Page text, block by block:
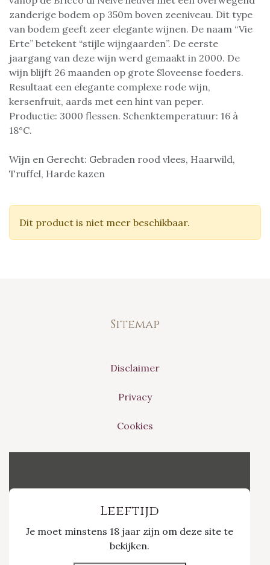
zanderige bodem op 350m boven zeeniveau. Dit type
van bodem geeft zeer elegante wijnen. De naam “Vie
Erte” betekent “stijle wijngaarden”. De eerste
jaargang van deze wijn werd gemaakt in 2000. De
wijn blijft 26 maanden op grote Sloveense foeders.
Resultaat een elegante complexe rode wijn,
kersenfruit, aards met een hint van peper.
Productie: 3000 flessen. Schenktemperatuur: 16 à
18°C.
Wijn en Gerecht: Gebraden rood vlees, Haarwild,
Truffel, Harde kazen
Dit product is niet meer beschikbaar.
Sitemap
Disclaimer
Privacy
Cookies
Leeftijd
Je moet minstens 18 jaar zijn om deze site te
bekijken.
Nieuwpoort 21/1